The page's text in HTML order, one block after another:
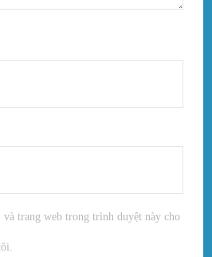
trang web trong trình duyệt này cho